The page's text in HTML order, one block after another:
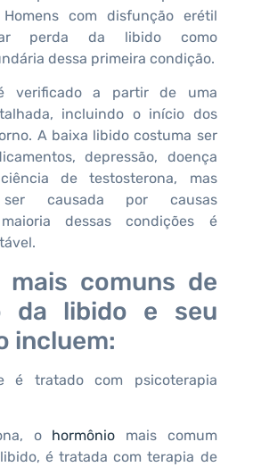
com disfunção erétil
perda da libido como
dessa primeira condição.
verificado a partir de uma
incluindo o início dos
A baixa libido costuma ser
depressão, doença
de testosterona, mas
causada por causas
dessas condições é
mais comuns de
da libido e seu
incluem:
é tratado com psicoterapia
o hormônio mais comum
é tratada com terapia de